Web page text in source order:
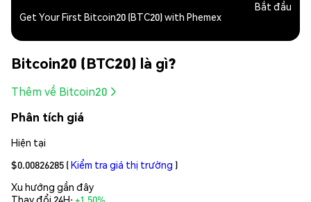
Get Your First Bitcoin20 (BTC20) with Phemex
Bắt đầu
Bitcoin20 (BTC20) là gì?
Thêm về Bitcoin20
Phân tích giá
Hiện tại
$0.00826285 (Kiểm tra giá thị trường )
Xu hướng gần đây
Thay đổi 24H:+1.50%